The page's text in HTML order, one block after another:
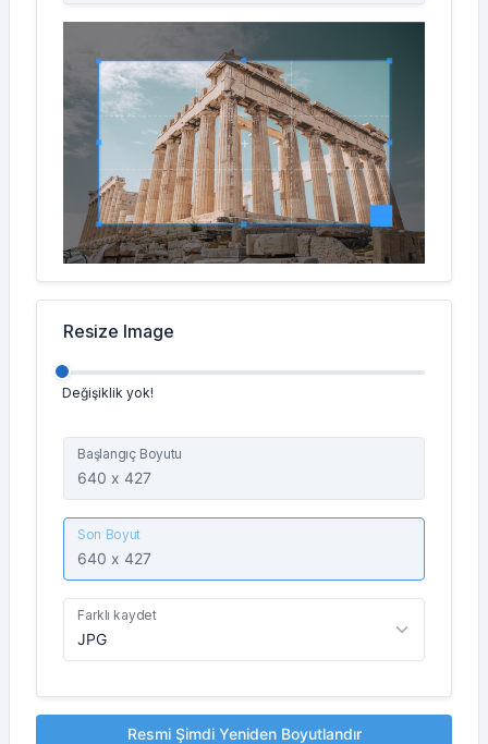
Resize Image
Değişiklik yok!
Başlangıç Boyutu
Son Boyut
Farklı kaydet
Resmi Şimdi Yeniden Boyutlandır